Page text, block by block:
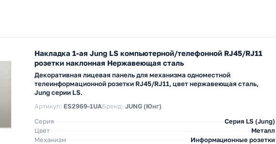
Накладка 1-ая Jung LS компьютерной/телефонной RJ45/RJ11
розетки наклонная Нержавеющая сталь
Декоративная лицевая панель для механизма одноместной
телеинформационной розетки RJ45/RJ11, цвет нержавеющая сталь,
Jung серии LS.
Артикул: ES2969-1UAБренд: JUNG (Юнг)
Серия
Серия LS (Jung)
Цвет
Металл
Механизм
Информационные розетки